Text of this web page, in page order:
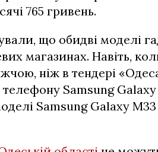
765 гривень.
що обидві моделі
магазинах. Навіть,
ніж в тендері
Samsung Galaxy
Samsung Galaxy M33